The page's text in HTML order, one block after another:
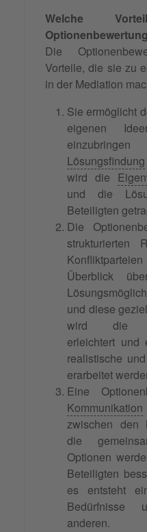
Welche
Die
Vorteile, die sie zu
in der Mediation
Sie ermöglicht
eigenen
Lösungsfindung
wird die
und die
Beteiligten
Die
strukturierten
Überblick
und diese
wird die
erleichtert und
realistische
erarbeitet
Eine
Kommunikation
zwischen den
die
Optionen
Beteiligten
es entsteht
Bedürfnisse
anderen.